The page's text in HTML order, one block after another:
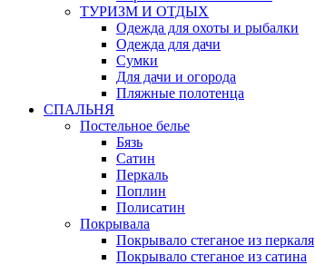
ТУРИЗМ И ОТДЫХ
Одежда для охоты и рыбалки
Одежда для дачи
Сумки
Для дачи и огорода
Пляжные полотенца
СПАЛЬНЯ
Постельное белье
Бязь
Сатин
Перкаль
Поплин
Полисатин
Покрывала
Покрывало стеганое из перкаля
Покрывало стеганое из сатина